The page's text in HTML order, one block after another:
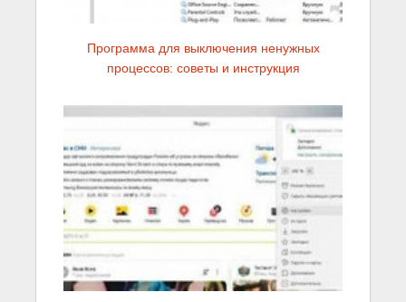
Программа для выключения ненужных
процессов: советы и инструкция